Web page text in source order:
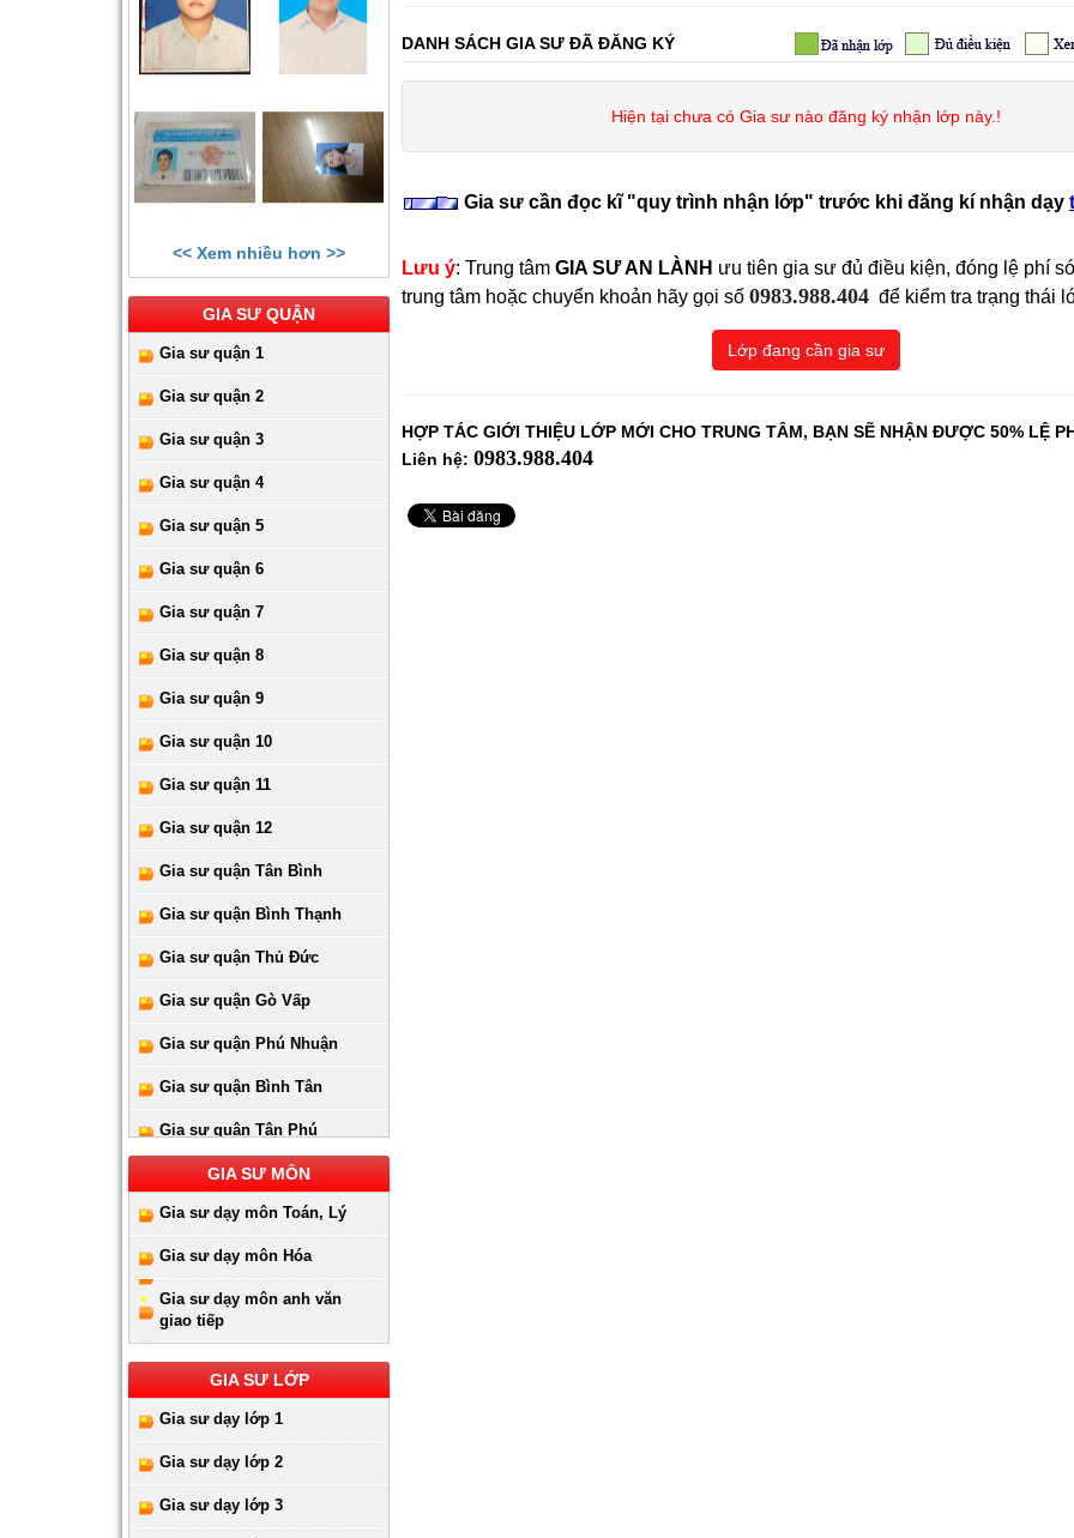
<< Xem nhiều hơn >>
GIA SƯ QUẬN
Gia sư quận 1
Gia sư quận 2
Gia sư quận 3
Gia sư quận 4
Gia sư quận 5
Gia sư quận 6
Gia sư quận 7
Gia sư quận 8
Gia sư quận 9
Gia sư quận 10
Gia sư quận 11
Gia sư quận 12
Gia sư quận Tân Bình
Gia sư quận Bình Thạnh
Gia sư quận Thủ Đức
Gia sư quận Gò Vấp
Gia sư quận Phú Nhuận
Gia sư quận Bình Tân
Gia sư quận Tân Phú
Gia sư huyện Hóc Môn
Gia sư huyện Cần Giờ
Gia sư huyên Bình Chánh
Gia sư huyện Nhà Bè
Gia sư huyện Củ Chi
GIA SƯ MÔN
Gia sư dạy môn Toán, Lý
Gia sư dạy môn Hóa
Gia sư dạy môn anh văn
giao tiếp
GIA SƯ LỚP
Gia sư dạy lớp 1
Gia sư dạy lớp 2
Gia sư dạy lớp 3
DANH SÁCH GIA SƯ ĐÃ ĐĂNG KÝ
Hiện tại chưa có Gia sư nào đăng ký nhận lớp này.!
Gia sư cần đọc kĩ "quy trình nhận lớp" trước khi đăng kí nhận dạy
Lưu ý: Trung tâm GIA SƯ AN LÀNH ưu tiên gia sư đủ điều kiện, đóng lệ phí
trung tâm hoặc chuyển khoản hãy gọi số 0983.988.404 để kiểm tra trạng thái
Lớp đang cần gia sư
HỢP TÁC GIỚI THIỆU LỚP MỚI CHO TRUNG TÂM, BẠN SẼ NHẬN ĐƯỢC 50% LỆ
Liên hệ: 0983.988.404